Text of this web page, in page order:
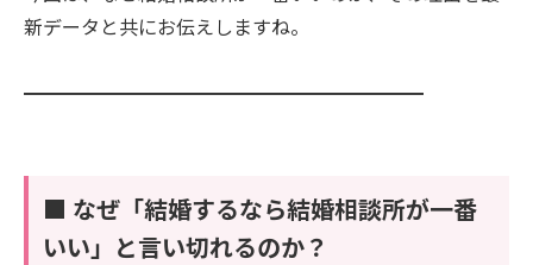
新データと共にお伝えしますね。
━━━━━━━━━━━━━━━━━━━━━
■ なぜ「結婚するなら結婚相談所が一番
いい」と言い切れるのか？